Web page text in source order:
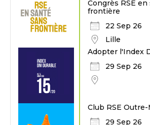
Congrès RSE
frontière
22 Sep 26
Lille
Adopter l'Index
29 Sep 26
Club RSE
29 Sep 26